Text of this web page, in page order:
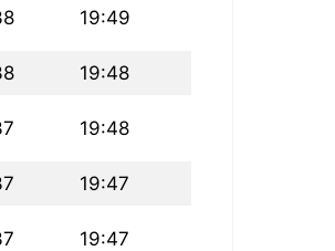
19:49
19:48
19:48
19:47
19:47